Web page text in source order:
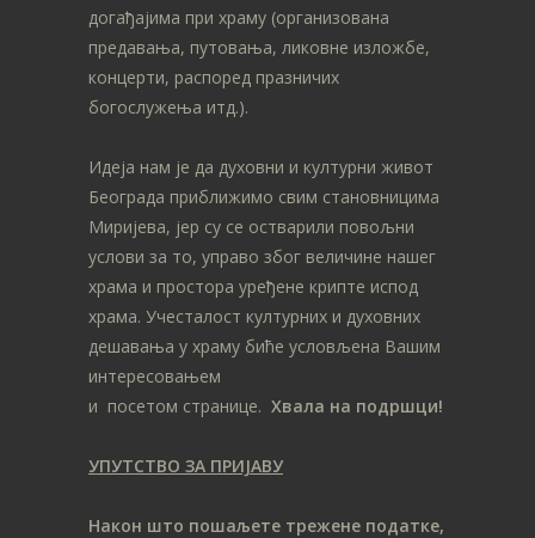
догађајима при храму (организована
предавања, путовања, ликовне изложбе,
концерти, распоред празничих
богослужења итд.).
Идеја нам је да духовни и културни живот
Београда приближимо свим становницима
Миријева, јер су се остварили повољни
услови за то, управо због величине нашег
храма и простора уређене крипте испод
храма. Учесталост културних и духовних
дешавања у храму биће условљена Вашим
интересовањем
и посетом странице. Хвала на подршци!
УПУТСТВО ЗА ПРИЈАВУ
Након што пошаљете трежене податке,